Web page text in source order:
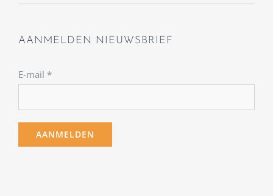
AANMELDEN NIEUWSBRIEF
E-mail *